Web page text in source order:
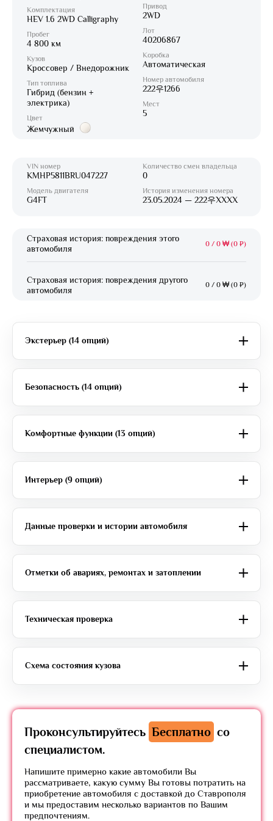
Комплектация
HEV 1.6 2WD Calligraphy
Пробег
4 800 км
Кузов
Кроссовер / Внедорожник
Тип топлива
Гибрид (бензин +
электрика)
Цвет
Жемчужный
Привод
2WD
Лот
40206867
Коробка
Автоматическая
Номер автомобиля
222우1266
Мест
5
VIN номер
KMHP5811BRU047227
Модель двигателя
G4FT
Количество смен владельца
0
История изменения номера
23.05.2024 — 222우XXXX
Страховая история: повреждения этого
автомобиля
0 / 0 ₩ (0 ₽)
Страховая история: повреждения другого
автомобиля
0 / 0 ₩ (0 ₽)
Экстерьер (14 опций)
Безопасность (14 опций)
Комфортные функции (13 опций)
Интерьер (9 опций)
Данные проверки и истории автомобиля
Отметки об авариях, ремонтах и затоплении
Техническая проверка
Схема состояния кузова
Проконсультируйтесь Бесплатно со
специалистом.
Напишите примерно какие автомобили Вы
рассматриваете, какую сумму Вы готовы потратить на
приобретение автомобиля с доставкой до Ставрополя
и мы предоставим несколько вариантов по Вашим
предпочтениям.